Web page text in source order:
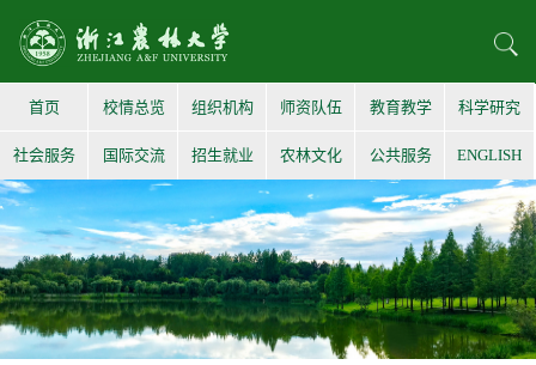
首页 校情总览 组织机构 师资队伍 教育教学 科学研究
社会服务 国际交流 招生就业 农林文化 公共服务 ENGLISH